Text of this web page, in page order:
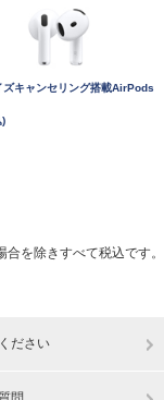
ズキャンセリング搭載AirPods
)
を除きすべて税込です。
ださい